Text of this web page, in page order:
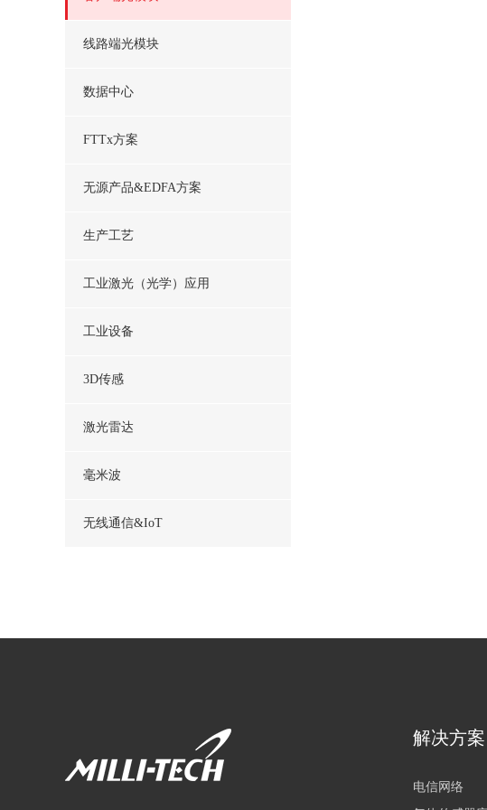
线路端光模块
数据中心
FTTx方案
无源产品&EDFA方案
生产工艺
工业激光（光学）应用
工业设备
3D传感
激光雷达
毫米波
无线通信&IoT
解决方案
电信网络